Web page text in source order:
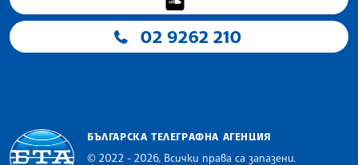
02 9262 210
БЪЛГАРСКА ТЕЛЕГРАФНА АГЕНЦИЯ
© 2022 - 2026, Всички права са запазени.